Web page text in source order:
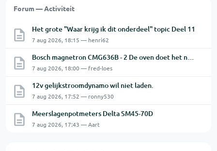
Forum — Activiteit
Het grote "Waar krijg ik dit onderdeel" topic Deel 11
7 aug 2026, 18:15 — henri62
Bosch magnetron CMG636B - 2 De oven doet het niet goed.
7 aug 2026, 18:00 — fred-loes
12v gelijkstroomdynamo wil niet laden.
7 aug 2026, 17:52 — ronny530
Meerslagenpotmeters Delta SM45-70D
7 aug 2026, 17:43 — Aart